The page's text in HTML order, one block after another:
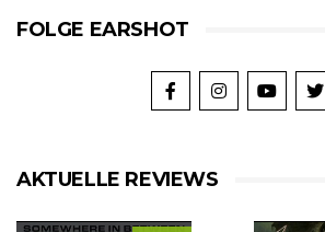
FOLGE EARSHOT
AKTUELLE REVIEWS